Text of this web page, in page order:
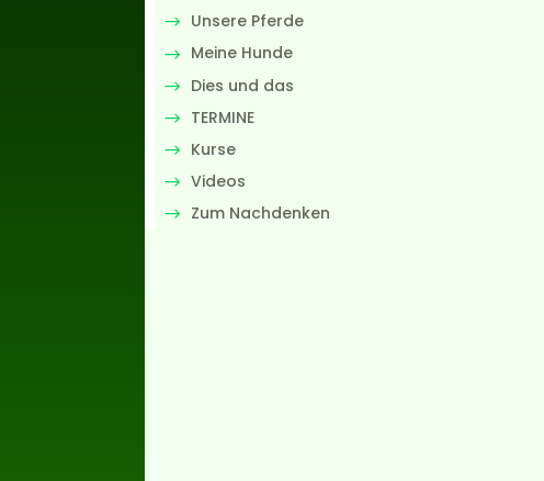
Unsere Pferde
Meine Hunde
Dies und das
TERMINE
Kurse
Videos
Zum Nachdenken